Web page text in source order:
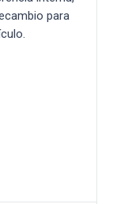
para